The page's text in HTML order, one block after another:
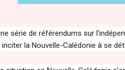
série de référendums sur
inciter la Nouvelle-Calédonie à se